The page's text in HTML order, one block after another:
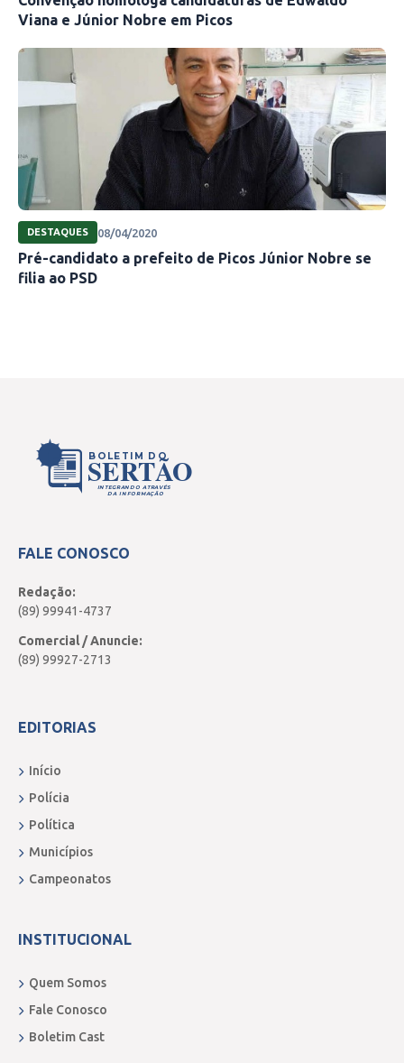
Viana e Júnior Nobre em Picos
DESTAQUES 08/04/2020
Pré-candidato a prefeito de Picos Júnior Nobre se
filia ao PSD
BOLETIM DO
SERTÃO
INTEGRANDO ATRAVÉS
DA INFORMAÇÃO
FALE CONOSCO
Redação:
(89) 99941-4737
Comercial / Anuncie:
(89) 99927-2713
EDITORIAS
Início
Polícia
Política
Municípios
Campeonatos
INSTITUCIONAL
Quem Somos
Fale Conosco
Boletim Cast